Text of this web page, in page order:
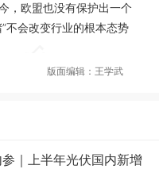
，欧盟也没有保护出一个
不会改变行业的根本态势
版面编辑：王学武
｜上半年光伏国内新增